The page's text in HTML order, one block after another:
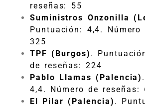
reseñas: 55
Suministros Onzonilla
Puntuación: 4,4. Número
325
TPF (Burgos) .
de reseñas: 224
Pablo Llamas (Palencia)
4,4. Número de reseñas:
El Pilar (Palencia) .